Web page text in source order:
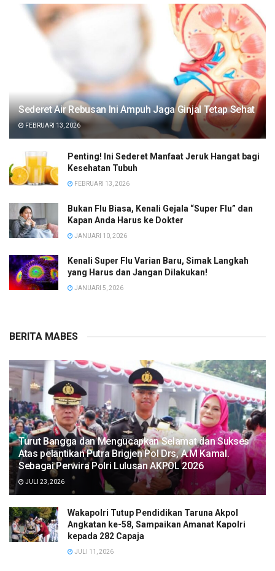
Sederet Air Rebusan Ini Ampuh Jaga Ginjal Tetap Sehat
FEBRUARI 13, 2026
Penting! Ini Sederet Manfaat Jeruk Hangat bagi
Kesehatan Tubuh
FEBRUARI 13, 2026
Bukan Flu Biasa, Kenali Gejala “Super Flu” dan
Kapan Anda Harus ke Dokter
JANUARI 10, 2026
Kenali Super Flu Varian Baru, Simak Langkah
yang Harus dan Jangan Dilakukan!
JANUARI 5, 2026
BERITA MABES
Turut Bangga dan Mengucapkan Selamat dan Sukses
Atas pelantikan Putra Brigjen Pol Drs, A.M Kamal.
Sebagai Perwira Polri Lulusan AKPOL 2026
JULI 23, 2026
Wakapolri Tutup Pendidikan Taruna Akpol
Angkatan ke-58, Sampaikan Amanat Kapolri
kepada 282 Capaja
JULI 11, 2026